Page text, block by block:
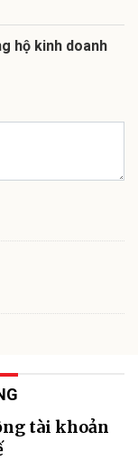
hộ kinh doanh
tài khoản